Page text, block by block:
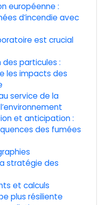
européenne :
d’incendie avec
est crucial
particules :
les impacts des
service de la
et anticipation :
des fumées
stratégie des
et calculs
plus résiliente